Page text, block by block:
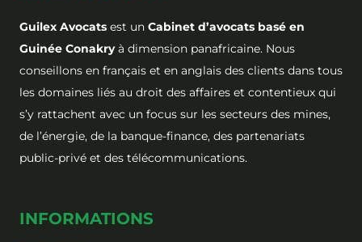
Guilex Avocats est un Cabinet d’avocats basé en
Guinée Conakryà dimension panafricaine. Nous
conseillons en français et en anglais des clients dans tous
les domaines liés au droit des affaires et contentieux qui
s’y rattachent avec un focus sur les secteurs des mines,
de l’énergie, de la banque-finance, des partenariats
public-privé et des télécommunications.
INFORMATIONS